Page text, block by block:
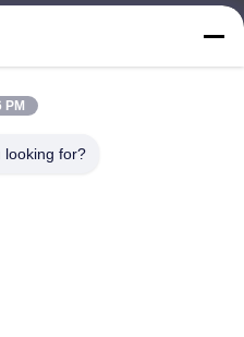
PM
looking for?